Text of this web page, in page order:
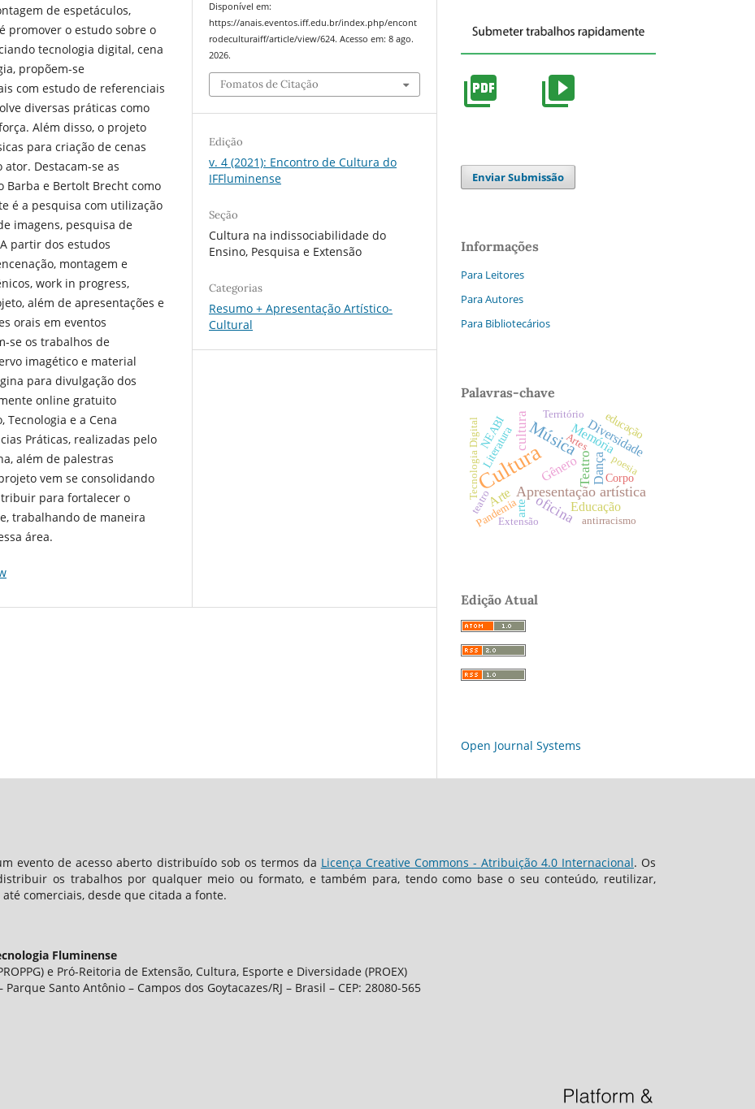
de espetáculos,
promover o estudo sobre o
tecnologia digital, cena
propõem-se
com estudo de referenciais
diversas práticas como
Além disso, o projeto
para criação de cenas
Destacam-se as
Barba e Bertolt Brecht como
é a pesquisa com utilização
imagens, pesquisa de
partir dos estudos
montagem e
work in progress,
além de apresentações e
orais em eventos
se os trabalhos de
imagético e material
para divulgação dos
online gratuito
Tecnologia e a Cena
Práticas, realizadas pelo
além de palestras
vem se consolidando
para fortalecer o
trabalhando de maneira
área.
Disponível em:
https://anais.eventos.iff.edu.br/index.php/encont
rodeculturaiff/article/view/624. Acesso em: 8 ago.
2026.
Fomatos de Citação
Edição
v. 4 (2021): Encontro de Cultura do
IFFluminense
Seção
Cultura na indissociabilidade do
Ensino, Pesquisa e Extensão
Categorias
Resumo + Apresentação Artístico-
Cultural
Enviar Submissão
Informações
Para Leitores
Para Autores
Para Bibliotecários
Palavras-chave
Cultura
Música
Apresentação artística
oficina
Teatro
cultura
Arte
Memória
Diversidade
Educação
Gênero Dança
arte
Literatura educação
NEABI
Pandemia
Corpo
Tecnologia Digital
Território
antirracismo
Extensão
teatro
Artes
poesia
Edição Atual
Open Journal Systems
evento de acesso aberto distribuído sob os termos da Licença Creative Commons - Atribuição 4.0 Internacional. Os
os trabalhos por qualquer meio ou formato, e também para, tendo como base o seu conteúdo, reutilizar,
comerciais, desde que citada a fonte.
Fluminense
e Pró-Reitoria de Extensão, Cultura, Esporte e Diversidade (PROEX)
Santo Antônio – Campos dos Goytacazes/RJ – Brasil – CEP: 28080-565